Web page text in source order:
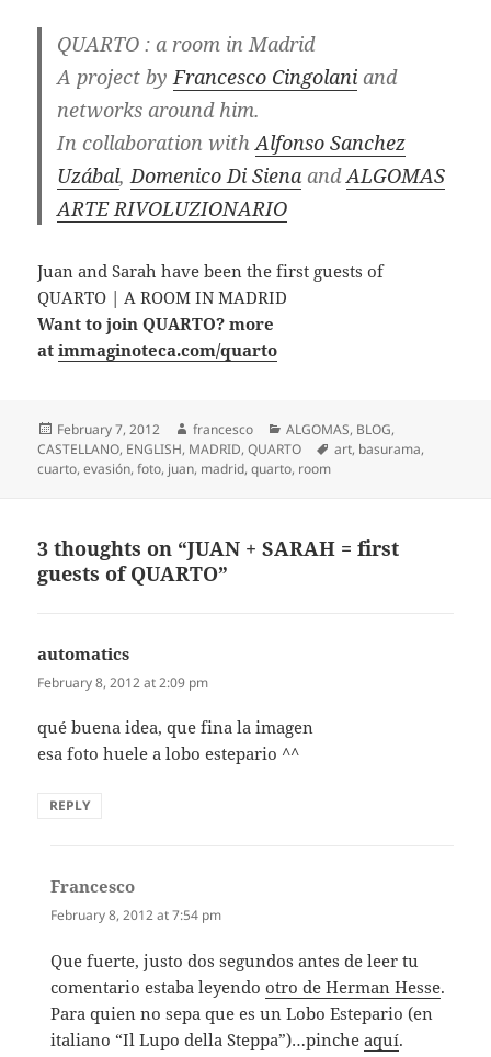
QUARTO : a room in Madrid
A project byFrancesco Cingolani and
networks around him.
In collaboration withAlfonso Sanchez
Uzábal,Domenico Di SienaandALGOMAS
ARTE RIVOLUZIONARIO
Juan and Sarah have been the first guests of
QUARTO | A ROOM IN MADRID
Want to join QUARTO? more
atimmaginoteca.com/quarto
Posted
on
February 7, 2012 Author
francesco Categories
ALGOMAS, BLOG,
CASTELLANO, ENGLISH, MADRID,QUARTO Tags
art, basurama,
cuarto,evasión,foto, juan, madrid,quarto, room
3 thoughts on “JUAN + SARAH = first
guests of QUARTO”
automatics
February 8, 2012 at 2:09 pm
qué buena idea, que fina la imagen
esa foto huele a lobo estepario ^^
REPLY
Francesco
February 8, 2012 at 7:54 pm
Que fuerte, justo dos segundos antes de leer tu
comentario estaba leyendootro de Herman Hesse.
Para quien no sepa que es un Lobo Estepario (en
italiano “Il Lupo della Steppa”)…pincheaquí.